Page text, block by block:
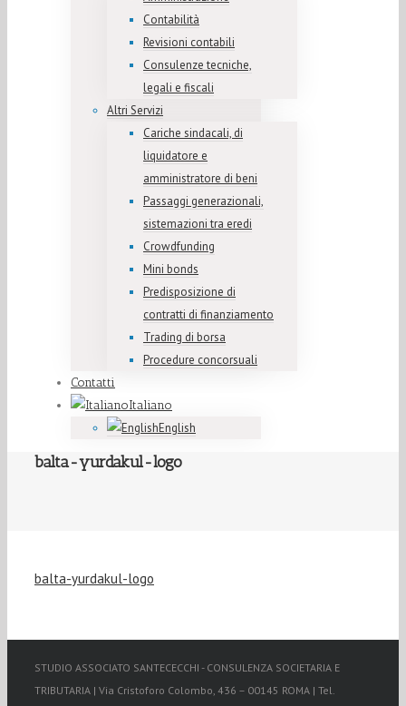
Contabilità
Revisioni contabili
Consulenze tecniche,
legali e fiscali
Altri Servizi
Cariche sindacali, di
liquidatore e
amministratore di beni
Passaggi generazionali,
sistemazioni tra eredi
Crowdfunding
Mini bonds
Predisposizione di
contratti di finanziamento
Trading di borsa
Procedure concorsuali
Contatti
Italiano
English
balta-yurdakul-logo
balta-yurdakul-logo
STUDIO ASSOCIATO SANTECECCHI - CONSULENZA SOCIETARIA E
TRIBUTARIA | Via Cristoforo Colombo, 436 – 00145 ROMA | Tel.